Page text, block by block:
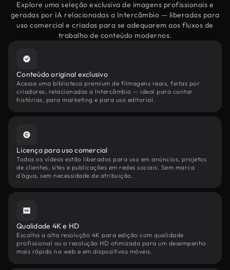
Explore uma seleção exclusiva de imagens profissionais e
geradas por IA relacionadas a Intercâmbio — liberadas para
uso comercial e criadas para se adequarem aos fluxos de
trabalho de conteúdo modernos.
Conteúdo original exclusivo
Acesse uma biblioteca premium de filmagens reais, feitas por
criadores, relacionadas a Intercâmbio — ideal para contar
histórias, para marketing e para uso editorial.
Licença para uso comercial
Todos os vídeos estão liberados para uso em anúncios, projetos
de clientes, sites e publicações em redes sociais. Sem marca
d'água, sem necessidade de atribuição.
Qualidade 4K e HD
Escolha a alta resolução 4K para edição com qualidade
profissional ou a resolução HD otimizada para um desempenho
mais rápido na web e em dispositivos móveis.